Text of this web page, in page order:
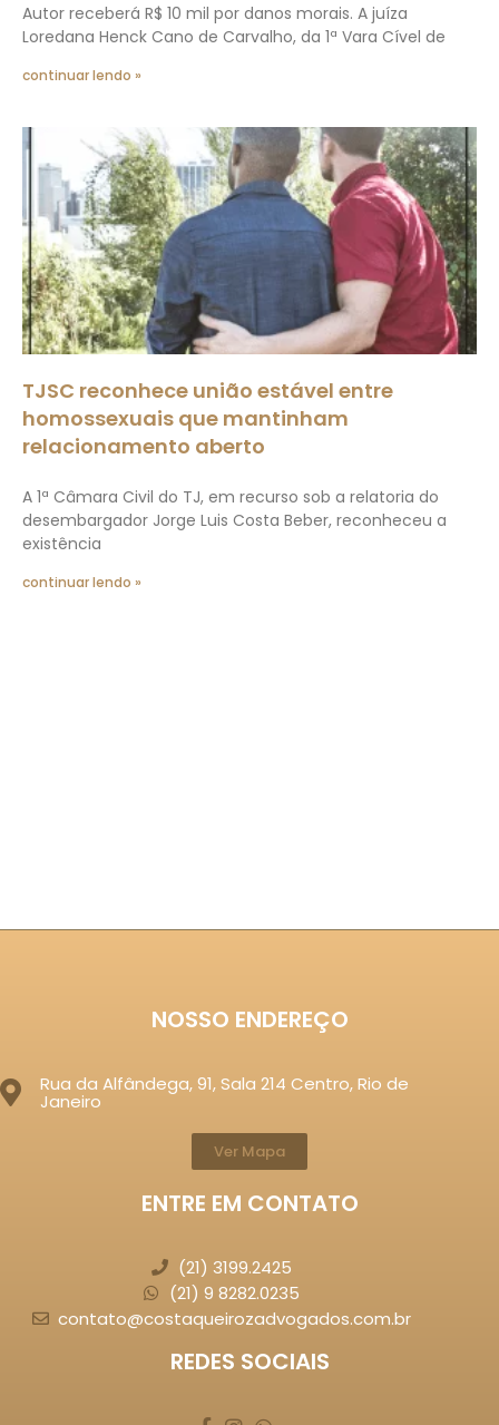
Autor receberá R$ 10 mil por danos morais. A juíza
Loredana Henck Cano de Carvalho, da 1ª Vara Cível de
continuar lendo »
TJSC reconhece união estável entre
homossexuais que mantinham
relacionamento aberto
A 1ª Câmara Civil do TJ, em recurso sob a relatoria do
desembargador Jorge Luis Costa Beber, reconheceu a
existência
continuar lendo »
NOSSO ENDEREÇO
Rua da Alfândega, 91, Sala 214 Centro, Rio de
Janeiro
Ver Mapa
ENTRE EM CONTATO
(21) 3199.2425
(21) 9 8282.0235
contato@costaqueirozadvogados.com.br
REDES SOCIAIS